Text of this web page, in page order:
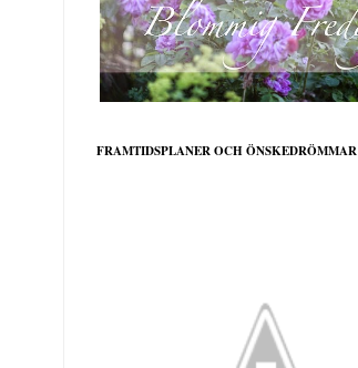
FRAMTIDSPLANER OCH ÖNSKEDRÖMMAR